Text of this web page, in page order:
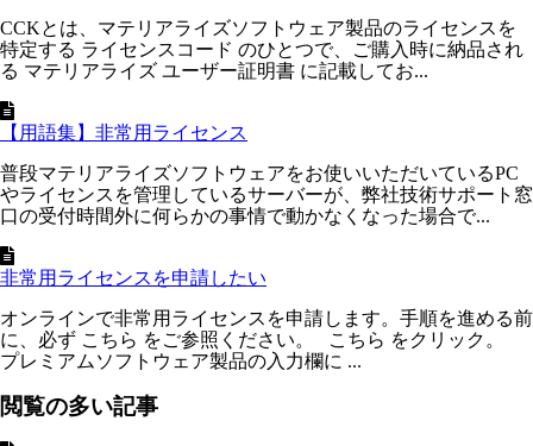
CCKとは、マテリアライズソフトウェア製品のライセンスを
特定する ライセンスコード のひとつで、ご購入時に納品され
る マテリアライズ ユーザー証明書 に記載してお...
【用語集】非常用ライセンス
普段マテリアライズソフトウェアをお使いいただいているPC
やライセンスを管理しているサーバーが、弊社技術サポート窓
口の受付時間外に何らかの事情で動かなくなった場合で...
非常用ライセンスを申請したい
オンラインで非常用ライセンスを申請します。手順を進める前
に、必ず こちら をご参照ください。 こちら をクリック。
プレミアムソフトウェア製品の入力欄に ...
閲覧の多い記事